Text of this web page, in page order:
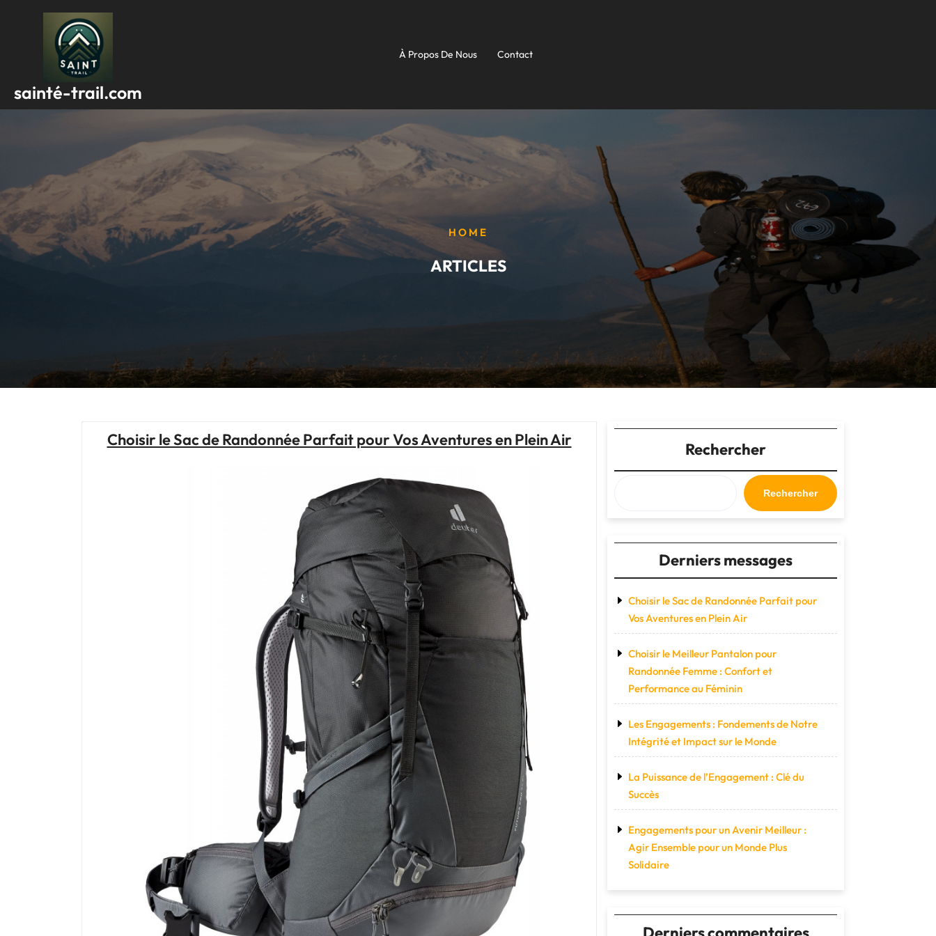
sainté-trail.com
À Propos De Nous Contact
HOME
ARTICLES
Choisir le Sac de Randonnée Parfait pour Vos Aventures en Plein Air Rechercher
Rechercher
Derniers messages
Choisir le Sac de Randonnée Parfait pour
Vos Aventures en Plein Air
Choisir le Meilleur Pantalon pour
Randonnée Femme : Confort et
Performance au Féminin
Les Engagements : Fondements de Notre
Intégrité et Impact sur le Monde
La Puissance de l’Engagement : Clé du
Succès
Engagements pour un Avenir Meilleur :
Agir Ensemble pour un Monde Plus
Solidaire